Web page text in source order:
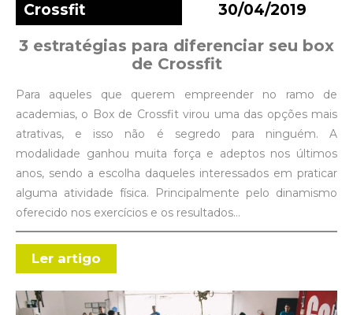
3 estratégias para diferenciar seu box
de Crossfit
Crossfit 30/04/2019
Para aqueles que querem empreender no ramo de
academias, o Box de Crossfit virou uma das opções mais
atrativas, e isso não é segredo para ninguém. A
modalidade ganhou muita força e adeptos nos últimos
anos, sendo a escolha daqueles interessados em praticar
alguma atividade física. Principalmente pelo dinamismo
oferecido nos exercícios e os resultados…
Ler artigo